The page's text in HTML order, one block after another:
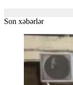
Son xəbərlər